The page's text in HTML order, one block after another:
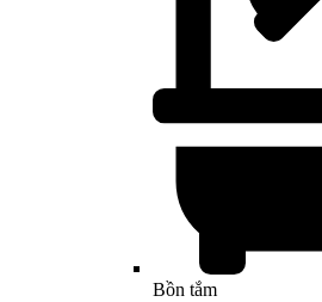
Bồn tắm